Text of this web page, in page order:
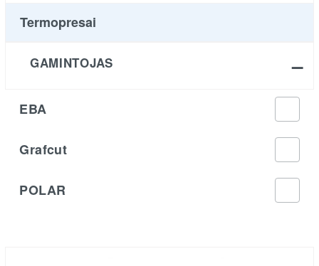
Termopresai
GAMINTOJAS
EBA
Grafcut
POLAR